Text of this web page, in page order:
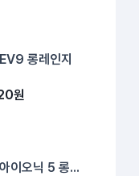
롱레인지
원
이오닉 5 롱레인지